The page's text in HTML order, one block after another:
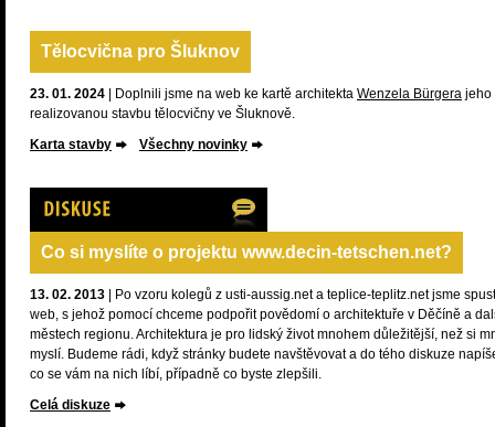
Tělocvična pro Šluknov
23. 01. 2024 | Doplnili jsme na web ke kartě architekta Wenzela Bürgera jeho
realizovanou stavbu tělocvičny ve Šluknově.
Karta stavby
Všechny novinky
Diskuze
Co si myslíte o projektu www.decin-tetschen.net?
13. 02. 2013 | Po vzoru kolegů z usti-aussig.net a teplice-teplitz.net jsme
web, s jehož pomocí chceme podpořit povědomí o architektuře v Děčíně a
městech regionu. Architektura je pro lidský život mnohem důležitější, než si
myslí. Budeme rádi, když stránky budete navštěvovat a do tého diskuze
co se vám na nich líbí, případně co byste zlepšili.
Celá diskuze